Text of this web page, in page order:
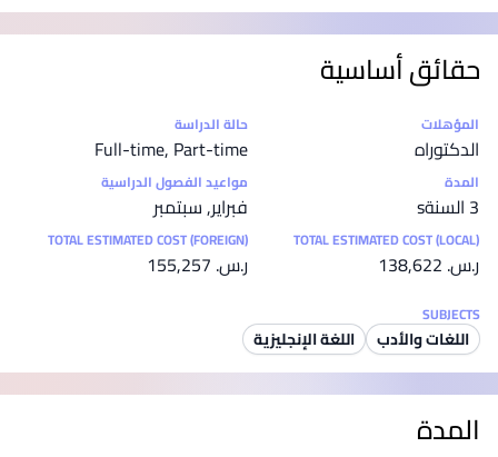
حقائق أساسية
إحصائيات
المؤهلات
الدكتوراه
حالة الدراسة
Full-time, Part-time
المدة
3 السنةs
مواعيد الفصول الدراسية
فبراير, سبتمبر
TOTAL ESTIMATED COST (LOCAL)
ر.س.‏ 138,622
TOTAL ESTIMATED COST (FOREIGN)
ر.س.‏ 155,257
SUBJECTS
اللغات والأدب اللغة الإنجليزية
المدة